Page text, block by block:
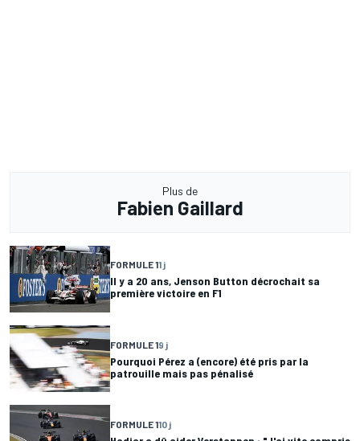
Plus de
Fabien Gaillard
FORMULE 11 j
Il y a 20 ans, Jenson Button décrochait sa
première victoire en F1
FORMULE 19 j
Pourquoi Pérez a (encore) été pris par la
patrouille mais pas pénalisé
FORMULE 110 j